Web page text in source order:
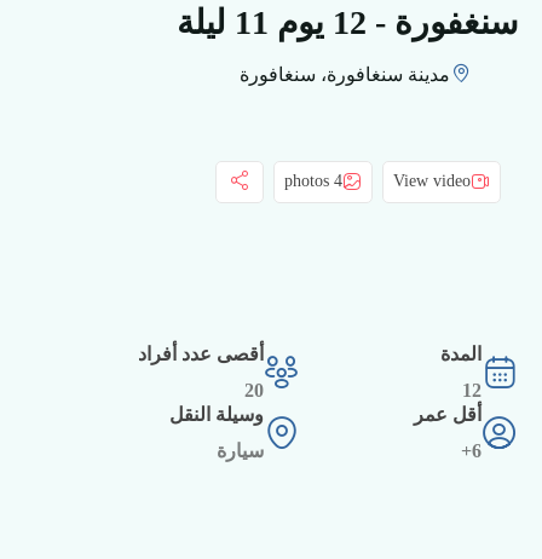
سنغفورة - 12 يوم 11 ليلة
مدينة سنغافورة، سنغافورة
View video
4 photos
المدة
12
أقصى عدد أفراد
20
أقل عمر
6+
وسيلة النقل
سيارة